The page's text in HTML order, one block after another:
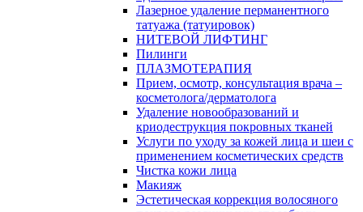
Лазерное удаление перманентного
татуажа (татуировок)
НИТЕВОЙ ЛИФТИНГ
Пилинги
ПЛАЗМОТЕРАПИЯ
Прием, осмотр, консультация врача –
косметолога/дерматолога
Удаление новообразований и
криодеструкция покровных тканей
Услуги по уходу за кожей лица и шеи с
применением косметических средств
Чистка кожи лица
Макияж
Эстетическая коррекция волосяного